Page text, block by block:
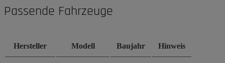
Passende Fahrzeuge
Hersteller Modell Baujahr Hinweis